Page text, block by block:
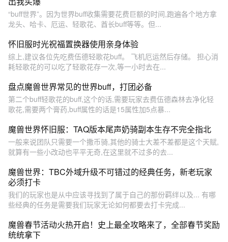
“buff世界”。因为世界buff收集需要花费巨额的时间,跑遍各个地方拿
龙头、哈卡、厄运、轻歌花、酋长buff等等。但...
怀旧服时光祝福置换器使用亲身体验
综上,建议各位先吃费伍德轻歌花buff。 飞机厄运然后存储。 担心消
耗轻歌花的可以吃了轻歌花存一次,等一小时去在...
盘点魔兽世界常见的世界buff，打团必备
第二个buff轻歌花的buff,这个的话,需要玩家去费伍德森林去净化轻
歌花,需要两个膏药,buff属性的话是15属性加5点暴...
魔兽世界怀旧服：TAQ版本尾声奶骑副本生存不完全指北
一般来说团队只需要一个撒币骑,其他的骑士大差不差都是这个天赋,
就算有一些小改动也平平无奇,在这里就不过多的去...
魔兽世界：TBC外域升级不可错过的经典任务，新老玩家
必须打卡
我们的玩家也是从中应该寻找到了属于自己的那份羁绊以及... 有哪
些经典的任务是需要我们玩家无论如何都要去打卡完成...
魔兽春节活动火热开启！史上最全攻略来了，全部春节奖励
统统拿下